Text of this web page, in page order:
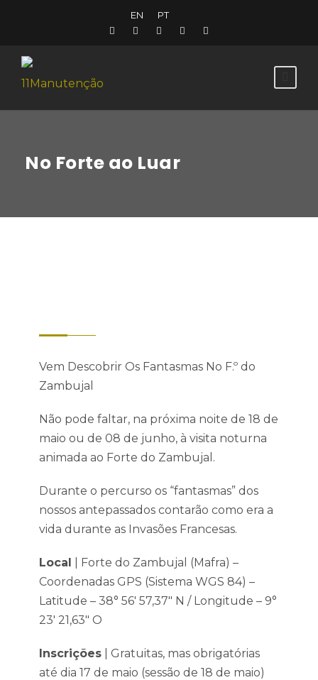
EN PT
No Forte ao Luar
Vem Descobrir Os Fantasmas No F.º do
Zambujal
Não pode faltar, na próxima noite de 18 de
maio ou de 08 de junho, à visita noturna
animada ao Forte do Zambujal.
Durante o percurso os “fantasmas” dos
nossos antepassados contarão como era a
vida durante as Invasões Francesas.
Local | Forte do Zambujal (Mafra) –
Coordenadas GPS (Sistema WGS 84) –
Latitude – 38° 56′ 57,37″ N / Longitude – 9°
23′ 21,63″ O
Inscrições | Gratuitas, mas obrigatórias
até dia 17 de maio (sessão de 18 de maio)